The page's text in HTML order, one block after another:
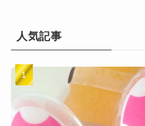
人気記事